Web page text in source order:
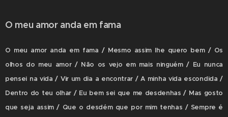
O meu amor anda em fama
O meu amor anda em fama / Mesmo assim lhe quero bem / Os
olhos do meu amor / Não os vejo em mais ninguém / Eu nunca
pensei na vida / Vir um dia a encontrar / A minha vida escondida /
Dentro do teu olhar / Eu bem sei que me desdenhas / Mas gosto
que seja assim / Que o desdém que por mim tenhas / Sempre é